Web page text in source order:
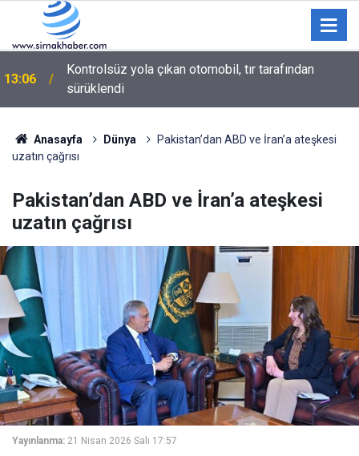
13:06
Kontrolsüz yola çıkan otomobil, tır tarafından
sürüklendi
12:13
Şırnak’ta Şifa Kaynağı Nasrava Kaplıcaları
Bakımsızlığa Terk Edildi
Anasayfa Dünya
Pakistan’dan ABD ve İran’a ateşkesi
uzatın çağrısı
Pakistan’dan ABD ve İran’a ateşkesi
uzatın çağrısı
Yayınlanma: 21 Nisan 2026 Salı 17:57